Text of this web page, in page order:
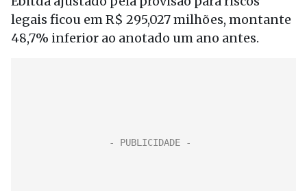
legais ficou em R$ 295,027 milhões, montante
48,7% inferior ao anotado um ano antes.